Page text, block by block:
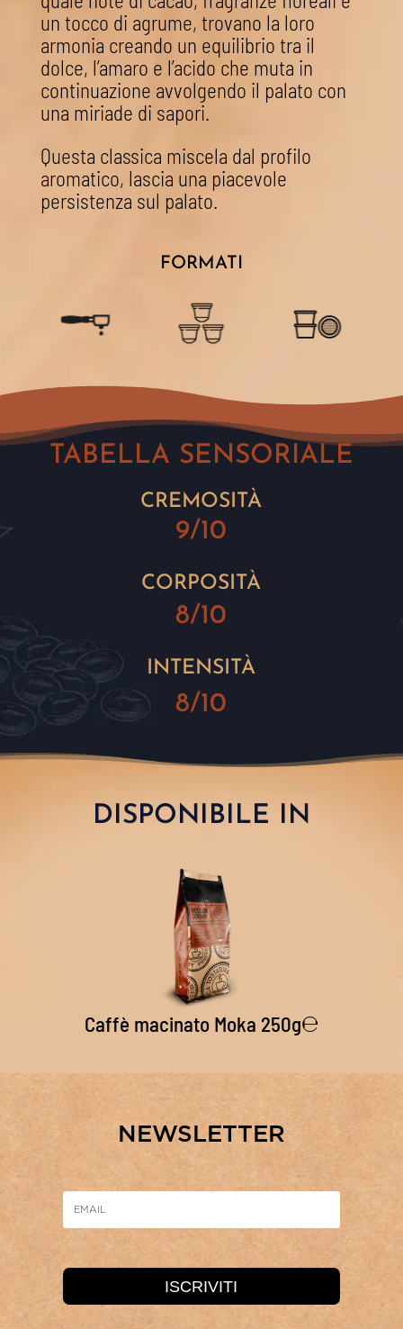
un tocco di agrume, trovano la loro
armonia creando un equilibrio tra il
dolce, l’amaro e l’acido che muta in
continuazione avvolgendo il palato con
una miriade di sapori.
Questa classica miscela dal profilo
aromatico, lascia una piacevole
persistenza sul palato.
FORMATI
TABELLA SENSORIALE
CREMOSITÀ
9/10
CORPOSITÀ
8/10
INTENSITÀ
8/10
DISPONIBILE IN
Caffè macinato Moka 250g℮
NEWSLETTER
ISCRIVITI